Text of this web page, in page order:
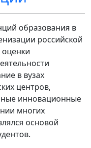
образования в
российской
оценки
в вузах
центров,
инновационные
многих
основой